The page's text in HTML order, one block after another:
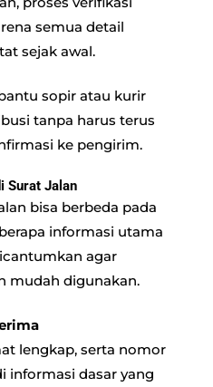
semua detail
sejak awal.
sopir atau kurir
tanpa harus terus
ke pengirim.
Surat Jalan
bisa berbeda pada
informasi utama
agar
mudah digunakan.
lengkap, serta nomor
informasi dasar yang